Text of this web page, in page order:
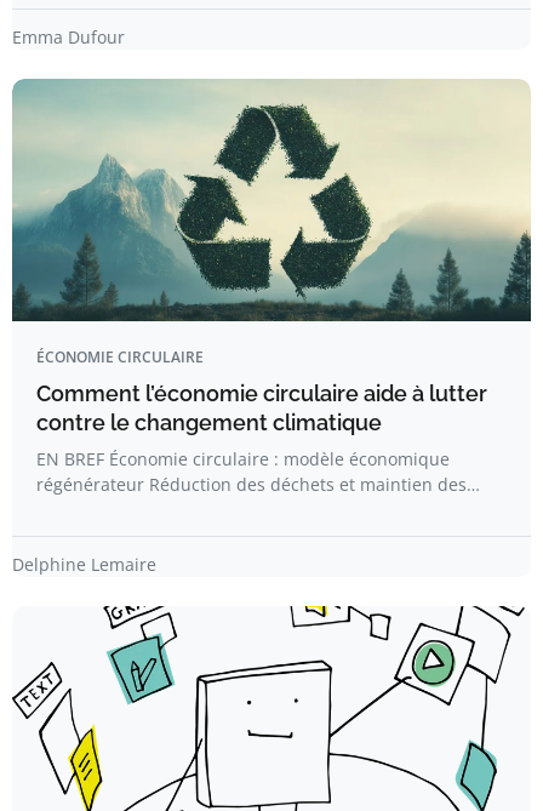
Emma Dufour
ÉCONOMIE CIRCULAIRE
Comment l’économie circulaire aide à lutter
contre le changement climatique
EN BREF Économie circulaire : modèle économique
régénérateur Réduction des déchets et maintien des…
Delphine Lemaire